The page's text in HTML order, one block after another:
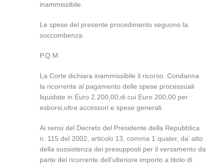
inammissibile.
Le spese del presente procedimento seguono la
soccombenza.
P.Q.M.
La Corte dichiara inammissibile il ricorso. Condanna
la ricorrente al pagamento delle spese processuali
liquidate in Euro 2.200,00,di cui Euro 200,00 per
esborsi,oltre accessori e spese generali.
Ai sensi del Decreto del Presidente della Repubblica
n. 115 del 2002, articolo 13, comma 1 quater, da’ atto
della sussistenza dei presupposti per il versamento da
parte del ricorrente dell’ulteriore importo a titolo di